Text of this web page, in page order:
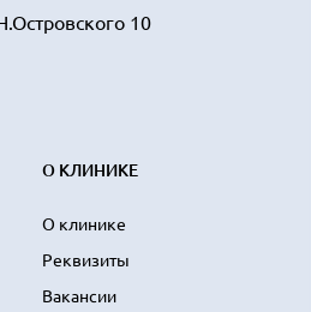
10
О КЛИНИКЕ
О клинике
Реквизиты
Вакансии